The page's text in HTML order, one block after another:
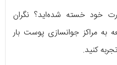
خود خسته شده‌اید؟ نگران
به مراکز جوانسازی پوست بار
کنید.